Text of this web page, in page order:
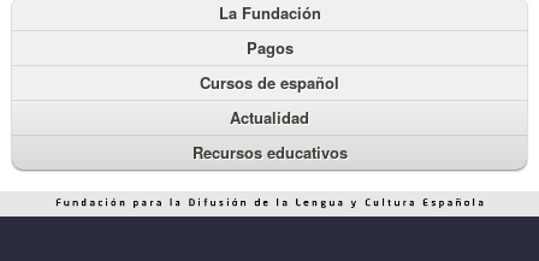
La Fundación
Pagos
Cursos de español
Actualidad
Recursos educativos